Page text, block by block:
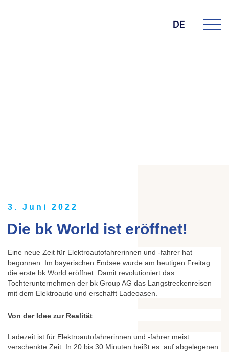
DE
3. Juni 2022
Die bk World ist eröffnet!
Eine neue Zeit für Elektroautofahrerinnen und -fahrer hat
begonnen. Im bayerischen Endsee wurde am heutigen Freitag
die erste bk World eröffnet. Damit revolutioniert das
Tochterunternehmen der bk Group AG das Langstreckenreisen
mit dem Elektroauto und erschafft Ladeoasen.
Von der Idee zur Realität
Ladezeit ist für Elektroautofahrerinnen und -fahrer meist
verschenkte Zeit. In 20 bis 30 Minuten heißt es: auf abgelegenen